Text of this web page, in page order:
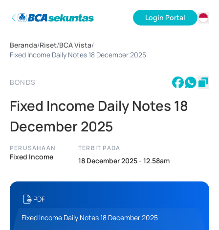
Login Portal
Beranda/Riset/BCA Vista/
Fixed Income Daily Notes 18 December 2025
BONDS
Fixed Income Daily Notes 18
December 2025
PERUSAHAAN
Fixed Income
TERBIT PADA
18 December 2025 - 12.58am
PDF
Fixed Income Daily Notes 18 December 2025